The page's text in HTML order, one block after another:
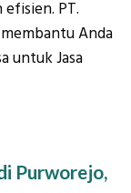
PT.
Anda
untuk Jasa
Purworejo,